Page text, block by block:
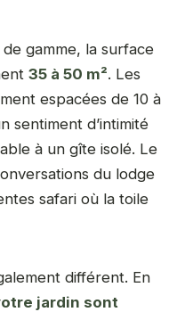
gamme, la surface
35 à 50 m². Les
espacées de 10 à
sentiment d’intimité
à un gîte isolé. Le
du lodge
safari où la toile
différent. En
jardin sont